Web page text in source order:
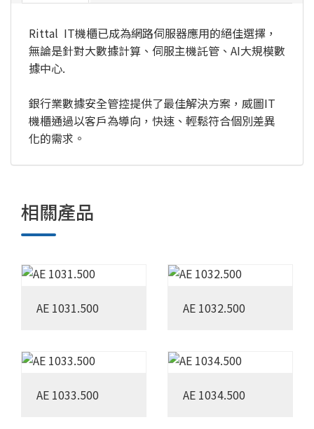
Rittal IT機櫃已成為網路伺服器應用的絕佳選擇，
無論是針對大數據計算、伺服主機託管、AI大規模數
據中心.
銀行業數據安全管控提供了最佳解決方案，威圖IT
機櫃通過以客戶為導向，快速、輕鬆符合個別差異
化的需求。
相關產品
AE 1031.500 AE 1032.500
AE 1033.500 AE 1034.500